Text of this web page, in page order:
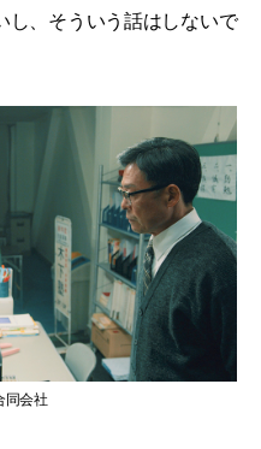
し、そういう話はしないで
同会社